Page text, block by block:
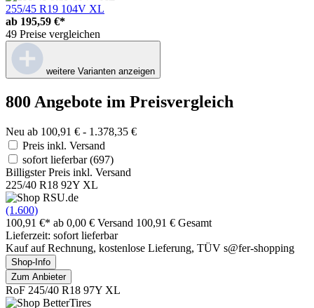
255/45 R19 104V XL
ab 195,59 €*
49 Preise vergleichen
weitere Varianten anzeigen
800 Angebote im Preisvergleich
Neu ab 100,91 € - 1.378,35 €
Preis inkl. Versand
sofort lieferbar(697)
Billigster Preis inkl. Versand
225/40 R18 92Y XL
(1.600)
100,91 €* ab 0,00 € Versand 100,91 € Gesamt
Lieferzeit: sofort lieferbar
Kauf auf Rechnung, kostenlose Lieferung, TÜV s@fer-shopping
Shop-Info
Zum Anbieter
RoF 245/40 R18 97Y XL